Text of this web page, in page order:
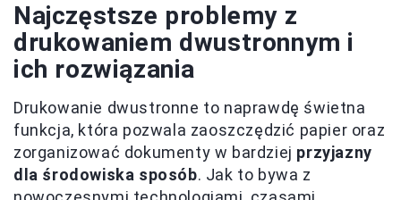
Najczęstsze problemy z
drukowaniem dwustronnym i
ich rozwiązania
Drukowanie dwustronne to naprawdę świetna
funkcja, która pozwala zaoszczędzić papier oraz
zorganizować dokumenty w bardziej przyjazny
dla środowiska sposób. Jak to bywa z